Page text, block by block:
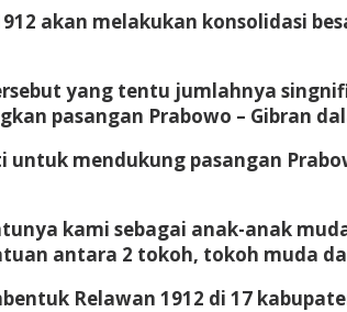
akan melakukan konsolidasi
yang tentu jumlahnya
pasangan Prabowo – Gibran
mendukung pasangan
kami sebagai anak-anak
antara 2 tokoh, tokoh muda
Relawan 1912 di 17